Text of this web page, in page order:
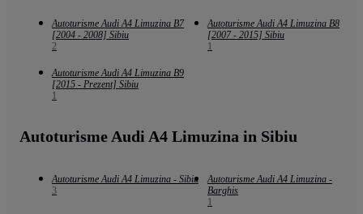
Autoturisme Audi A4 Limuzina B7
[2004 - 2008] Sibiu
2
Autoturisme Audi A4 Limuzina B8
[2007 - 2015] Sibiu
1
Autoturisme Audi A4 Limuzina B9
[2015 - Prezent] Sibiu
1
Autoturisme Audi A4 Limuzina in Sibiu
Autoturisme Audi A4 Limuzina - Sibiu
3
Autoturisme Audi A4 Limuzina -
Barghis
1